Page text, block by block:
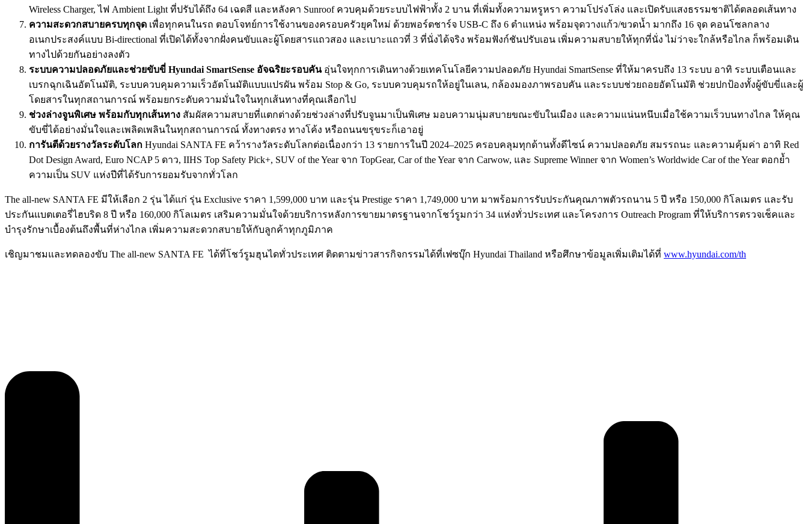
Wireless Charger, ไฟ Ambient Light ที่ปรับได้ถึง 64 เฉดสี และหลังคา Sunroof ควบคุมด้วยระบบไฟฟ้าทั้ง 2 บาน ที่เพิ่มทั้งความหรูหรา ความโปร่งโล่ง และเปิดรับแสงธรรมชาติได้ตลอดเส้นทาง
ความสะดวกสบายครบทุกจุด เพื่อทุกคนในรถ ตอบโจทย์การใช้งานของครอบครัวยุคใหม่ ด้วยพอร์ตชาร์จ USB-C ถึง 6 ตำแหน่ง พร้อมจุดวางแก้ว/ขวดน้ำ มากถึง 16 จุด คอนโซลกลาง
อเนกประสงค์แบบ Bi-directional ที่เปิดได้ทั้งจากฝั่งคนขับและผู้โดยสารแถวสอง และเบาะแถวที่ 3 ที่นั่งได้จริง พร้อมฟังก์ชันปรับเอน เพิ่มความสบายให้ทุกที่นั่ง ไม่ว่าจะใกล้หรือไกล ก็พร้อมเดิน
ทางไปด้วยกันอย่างลงตัว
ระบบความปลอดภัยและช่วยขับขี่ Hyundai SmartSense อัจฉริยะรอบคันอุ่นใจทุกการเดินทางด้วยเทคโนโลยีความปลอดภัย Hyundai SmartSense ที่ให้มาครบถึง 13 ระบบ อาทิ ระบบเตือนและ
เบรกฉุกเฉินอัตโนมัติ, ระบบควบคุมความเร็วอัตโนมัติแบบแปรผัน พร้อม Stop & Go, ระบบควบคุมรถให้อยู่ในเลน, กล้องมองภาพรอบคัน และระบบช่วยถอยอัตโนมัติ ช่วยปกป้องทั้งผู้ขับขี่และผู้
โดยสารในทุกสถานการณ์ พร้อมยกระดับความมั่นใจในทุกเส้นทางที่คุณเลือกไป
ช่วงล่างจูนพิเศษ พร้อมกับทุกเส้นทาง สัมผัสความสบายที่แตกต่างด้วยช่วงล่างที่ปรับจูนมาเป็นพิเศษ มอบความนุ่มสบายขณะขับในเมือง และความแน่นหนึบเมื่อใช้ความเร็วบนทางไกล ให้คุณ
ขับขี่ได้อย่างมั่นใจและเพลิดเพลินในทุกสถานการณ์ ทั้งทางตรง ทางโค้ง หรือถนนขรุขระก็เอาอยู่
การันตีด้วยรางวัลระดับโลก Hyundai SANTA FE คว้ารางวัลระดับโลกต่อเนื่องกว่า 13 รายการในปี 2024–2025 ครอบคลุมทุกด้านทั้งดีไซน์ ความปลอดภัย สมรรถนะ และความคุ้มค่า อาทิ Red
Dot Design Award, Euro NCAP 5 ดาว, IIHS Top Safety Pick+, SUV of the Year จาก TopGear, Car of the Year จาก Carwow, และ Supreme Winner จาก Women’s Worldwide Car of the Year ตอกย้ำ
ความเป็น SUV แห่งปีที่ได้รับการยอมรับจากทั่วโลก
The all-new SANTA FE มีให้เลือก 2 รุ่น ได้แก่ รุ่น Exclusive ราคา 1,599,000 บาท และรุ่น Prestige ราคา 1,749,000 บาท มาพร้อมการรับประกันคุณภาพตัวรถนาน 5 ปี หรือ 150,000 กิโลเมตร และรับ
ประกันแบตเตอรี่ไฮบริด 8 ปี หรือ 160,000 กิโลเมตร เสริมความมั่นใจด้วยบริการหลังการขายมาตรฐานจากโชว์รูมกว่า 34 แห่งทั่วประเทศ และโครงการ Outreach Program ที่ให้บริการตรวจเช็คและ
บำรุงรักษาเบื้องต้นถึงพื้นที่ห่างไกล เพิ่มความสะดวกสบายให้กับลูกค้าทุกภูมิภาค
เชิญมาชมและทดลองขับ The all-new SANTA FE ได้ที่โชว์รูมฮุนไดทั่วประเทศ ติดตามข่าวสารกิจกรรมได้ที่เฟซบุ๊ก Hyundai Thailand หรือศึกษาข้อมูลเพิ่มเติมได้ที่ www.hyundai.com/th